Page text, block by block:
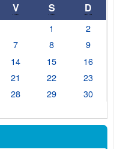
V S D
1
2
7 8
9
14 15
16
21 22
23
28 29
30